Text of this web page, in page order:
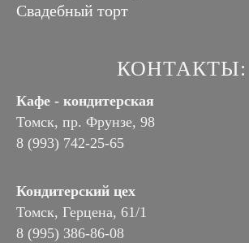
Свадебный торт
КОНТАКТЫ:
Кафе - кондитерская
Томск, пр. Фрунзе, 98
8 (993) 742-25-65
Кондитерский цех
Томск, Герцена, 61/1
8 (995) 386-86-08